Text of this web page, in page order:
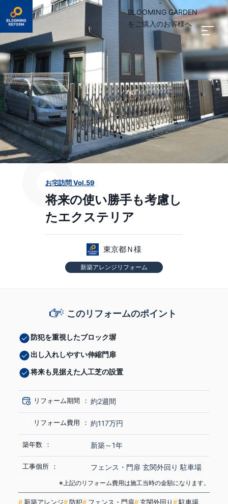
BLOOMING GARDEN
をご購入のお客様へ
お宅訪問 Vol.59
将来の使い勝手も考慮し
たエクステリア
東京都Ｎ様
新築アレンジリフォーム
このリフォームのポイント
防犯を重視したブロック塀
出し入れしやすい伸縮門扉
将来も見据えた人工芝の設置
リフォーム期間 約2週間
リフォーム費用 約117万円
築年数 新築～1年
工事個所 フェンス・門扉 玄関外回り 駐車場
※上記のリフォーム費用は施工当時の金額になります。
新築アレンジ 防犯 フェンス・門扉 玄関外回り
駐車場